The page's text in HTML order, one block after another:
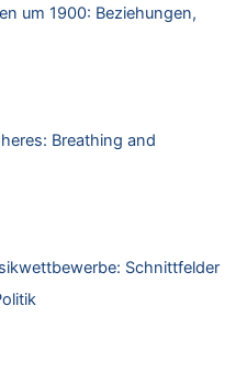
um 1900: Beziehungen,
Breathing and
Schnittfelder